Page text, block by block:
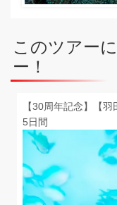
このツアー
ー！
【30周年記念】【
5日間